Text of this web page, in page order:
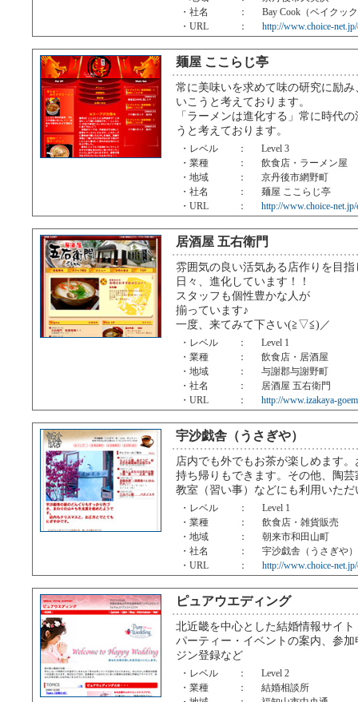
・社名
：
Bay Cook（ベイクッ
・URL
： http://www.choice-
麺屋 ここらじ亭
常に美味いを求めて味の研究に励
いこうと考えております。
「ラーメンは進化する」常に時代
うと考えております。
・レベル ：
Level 3
・業種
：
飲食店・ラーメン屋
・地域
：
京丹後市網野町
・社名
：
麺屋 ここらじ亭
・URL
： http://www.choice-
居酒屋 五右衛門
雰囲気の良い活気ある店作りを目指
日々、進化しています！！
スタッフも個性豊かな人が
揃っています♪
一度、来てみて下さい(≧▽≦)／
・レベル ：
Level 1
・業種
：
飲食店・居酒屋
・地域
：
与謝郡与謝野町
・社名
：
居酒屋 五右衛門
・URL
： http://www.izakaya-
宇沙戯舎（うさぎや）
店内でも外でもお茶が楽しめます
持ち帰りもできます。その他、陶
教室（習い事）などにも利用いただ
・レベル ：
Level 1
・業種
：
飲食店・雑貨販売
・地域
：
朝来市和田山町
・社名
：
宇沙戯舎（うさぎや）
・URL
： http://www.choice-net.jp/
ピュアウエディング
北近畿を中心とした結婚情報サイト
パーティー・イベントの案内、参
ジン登録など
・レベル ：
Level 2
・業種
：
結婚相談所